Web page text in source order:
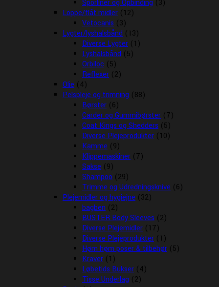
Sporliner og Opbinding (3)
Loppe/flåt midler (12)
Vetocanis (3)
Lygter/lyshalsbånd (13)
Diverse Lygter (1)
Lyshalsbånd (5)
Orbiloc (5)
Reflexer (2)
Olie (4)
Pelspleje og trimning (88)
Børster (6)
Carder og Gummibørster (7)
Coat Kings og Shedders (5)
Diverse Plejeprodukter (10)
Kamme (9)
Klippemaskiner (7)
Sakse (9)
Shampoo (29)
Trimme og Udredningsknive (6)
Plejemidler og hygiejne (32)
bagben (2)
BUSTER Body Sleeves (2)
Diverse Plejemidler (17)
Diverse Plejeprodukter (1)
Høm høm poser & tilbehør (5)
Kraver (1)
Løbetids Bukser (4)
Tisse Underlag (2)